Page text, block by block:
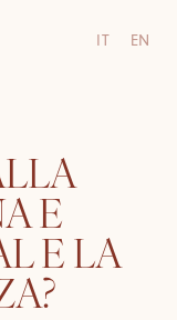
IT EN
E
E LA